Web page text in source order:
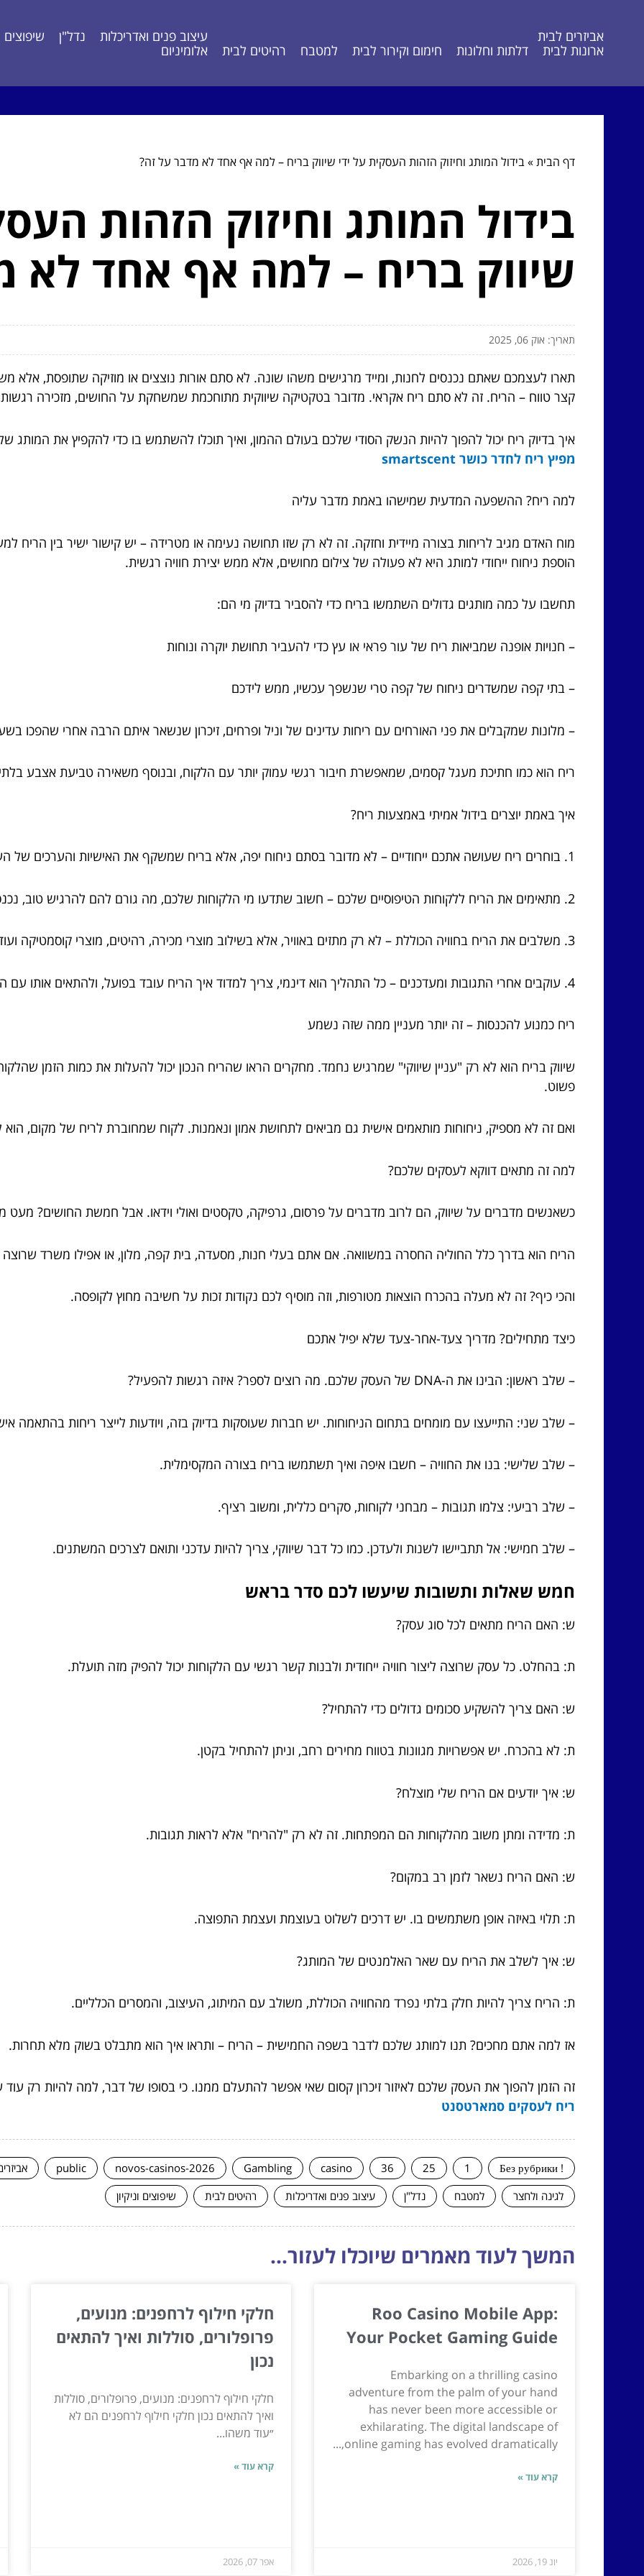
אביזרים לבית
ארונות לבית
דלתות וחלונות חימום וקירור לבית למטבח רהיטים לבית
עיצוב פנים ואדריכלות
אלומיניום
נדל"ן שיפוצים
דף הבית»בידול המותג וחיזוק הזהות העסקית על ידי שיווק בריח – למה אף אחד לא מדבר על זה?
בידול המותג וחיזוק הזהות
שיווק בריח – למה אף אחד לא
תאריך: אוק 06, 2025
תארו לעצמכם שאתם נכנסים לחנות, ומייד מרגישים משהו שונה. לא סתם אורות נוצצים או מוזיקה שתופסת, אלא
קצר טווח – הריח. זה לא סתם ריח אקראי. מדובר בטקטיקה שיווקית מתוחכמת שמשחקת על החושים, מזכירה
איך בדיוק ריח יכול להפוך להיות הנשק הסודי שלכם בעולם ההמון, ואיך תוכלו להשתמש בו כדי להקפיץ את המותג
מפיץ ריח לחדר כושר smartscent
למה ריח? ההשפעה המדעית שמישהו באמת מדבר עליה
מוח האדם מגיב לריחות בצורה מיידית וחזקה. זה לא רק שזו תחושה נעימה או מטרידה – יש קישור ישיר בין הריח
הוספת ניחוח ייחודי למותג היא לא פעולה של צילום מחושים, אלא ממש יצירת חוויה רגשית.
תחשבו על כמה מותגים גדולים השתמשו בריח כדי להסביר בדיוק מי הם:
– חנויות אופנה שמביאות ריח של עור פראי או עץ כדי להעביר תחושת יוקרה ונוחות
– בתי קפה שמשדרים ניחוח של קפה טרי שנשפך עכשיו, ממש לידכם
– מלונות שמקבלים את פני האורחים עם ריחות עדינים של וניל ופרחים, זיכרון שנשאר איתם הרבה אחרי שהפכו
ריח הוא כמו חתיכת מעגל קסמים, שמאפשרת חיבור רגשי עמוק יותר עם הלקוח, ובנוסף משאירה טביעת אצבע
איך באמת יוצרים בידול אמיתי באמצעות ריח?
1. בוחרים ריח שעושה אתכם ייחודיים – לא מדובר בסתם ניחוח יפה, אלא בריח שמשקף את האישיות והערכים של העסק שלכם. זו נקודת ההתחלה.
2. מתאימים את הריח ללקוחות הטיפוסיים שלכם – חשוב שתדעו מי הלקוחות שלכם, מה גורם להם להרגיש טוב, נכנס לראש שלהם, ו… נשאר שם.
3. משלבים את הריח בחוויה הכוללת – לא רק מתזים באוויר, אלא בשילוב מוצרי מכירה, רהיטים, מוצרי קוסמטיקה ועוד.
4. עוקבים אחרי התגובות ומעדכנים – כל התהליך הוא דינמי, צריך למדוד איך הריח עובד בפועל, ולהתאים אותו עם הזמן.
ריח כמנוע להכנסות – זה יותר מעניין ממה שזה נשמע
שיווק בריח הוא לא רק "עניין שיווקי" שמרגיש נחמד. מחקרים הראו שהריח הנכון יכול להעלות את כמות הזמן
פשוט.
ואם זה לא מספיק, ניחוחות מותאמים אישית גם מביאים לתחושת אמון ונאמנות. לקוח שמחוברת לריח של מקום, הוא
למה זה מתאים דווקא לעסקים שלכם?
כשאנשים מדברים על שיווק, הם לרוב מדברים על פרסום, גרפיקה, טקסטים ואולי וידאו. אבל חמשת החושים? מעט
הריח הוא בדרך כלל החוליה החסרה במשוואה. אם אתם בעלי חנות, מסעדה, בית קפה, מלון, או אפילו משרד שרוצה
והכי כיף? זה לא מעלה בהכרח הוצאות מטורפות, וזה מוסיף לכם נקודות זכות על חשיבה מחוץ לקופסה.
כיצד מתחילים? מדריך צעד-אחר-צעד שלא יפיל אתכם
– שלב ראשון: הבינו את ה-DNA של העסק שלכם. מה רוצים לספר? איזה רגשות להפעיל?
– שלב שני: התייעצו עם מומחים בתחום הניחוחות. יש חברות שעוסקות בדיוק בזה, ויודעות לייצר ריחות בהתאמה
– שלב שלישי: בנו את החוויה – חשבו איפה ואיך תשתמשו בריח בצורה המקסימלית.
– שלב רביעי: צלמו תגובות – מבחני לקוחות, סקרים כללית, ומשוב רציף.
– שלב חמישי: אל תתביישו לשנות ולעדכן. כמו כל דבר שיווקי, צריך להיות עדכני ותואם לצרכים המשתנים.
חמש שאלות ותשובות שיעשו לכם סדר בראש
ש: האם הריח מתאים לכל סוג עסק?
ת: בהחלט. כל עסק שרוצה ליצור חוויה ייחודית ולבנות קשר רגשי עם הלקוחות יכול להפיק מזה תועלת.
ש: האם צריך להשקיע סכומים גדולים כדי להתחיל?
ת: לא בהכרח. יש אפשרויות מגוונות בטווח מחירים רחב, וניתן להתחיל בקטן.
ש: איך יודעים אם הריח שלי מוצלח?
ת: מדידה ומתן משוב מהלקוחות הם המפתחות. זה לא רק "להריח" אלא לראות תגובות.
ש: האם הריח נשאר לזמן רב במקום?
ת: תלוי באיזה אופן משתמשים בו. יש דרכים לשלוט בעוצמת ועצמת התפוצה.
ש: איך לשלב את הריח עם שאר האלמנטים של המותג?
ת: הריח צריך להיות חלק בלתי נפרד מהחוויה הכוללת, משולב עם המיתוג, העיצוב, והמסרים הכלליים.
אז למה אתם מחכים? תנו למותג שלכם לדבר בשפה החמישית – הריח – ותראו איך הוא מתבלט בשוק מלא תחרות.
זה הזמן להפוך את העסק שלכם לאיזור זיכרון קסום שאי אפשר להתעלם ממנו. כי בסופו של דבר, למה להיות רק
ריח לעסקים סמארטסנט
! Без рубрики
1
25
36
casino
Gambling
novos-casinos-2026
public
לגינה ולחצר
למטבח נדל"ן עיצוב פנים ואדריכלות רהיטים לבית שיפוצים וניקיון
המשך לעוד מאמרים שיוכלו לעזור...
Roo Casino Mobile App:
Your Pocket Gaming Guide
Embarking on a thrilling casino
adventure from the palm of your hand
has never been more accessible or
exhilarating. The digital landscape of
online gaming has evolved dramatically,...
קרא עוד »
יונ 19, 2026
חלקי חילוף לרחפנים: מנועים,
פרופלורים, סוללות ואיך להתאים
נכון
חלקי חילוף לרחפנים: מנועים, פרופלורים, סוללות
ואיך להתאים נכון חלקי חילוף לרחפנים הם לא
״עוד משהו...
קרא עוד »
אפר 07, 2026